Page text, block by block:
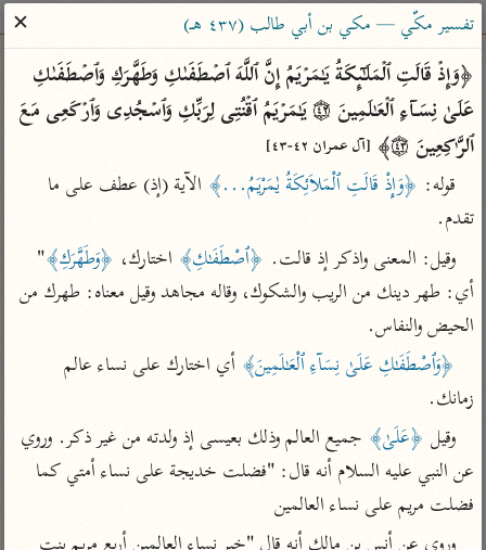
ساهم معنا في نشر القرآن والعلم الشرعي
الباحث القرآني
بحث تفسير علوم مصاحف معاجم
Type 2 or more characters for results.
Type 1 or more
characters for results.
أمّهات
تفسير الطبري
تفسير ابن كثير
تفسير القرطبي
تفسير البغوي
جمع الأقوال
تفسير ابن الجوزي
عامّة
فتح البيان للقنوجي
فتح القدير للشوكاني
تفسير ابن جزي
موسوعات
تفسير الرازي
معاصرة
الميسر
التفسير
أيسر التفاسير
القرآن – تدبر وعمل
تفسير مكّي — مكي بن أبي طالب (٤٣٧ هـ)
✕
ٱلرَّ ٰ⁠كِعِینَ ۝٤٣﴾
[آل عمران ٤٢-٤٣]
قوله: ﴿وَإِذْ قَالَتِ ٱلْمَلاَئِكَةُ يٰمَرْيَمُ...﴾
تقدم.
وقيل: المعنى واذكر إذ قالت. ﴿ٱصْطَفَـٰكِ﴾ اختارك، ﴿وَطَهَّرَكِ﴾
الحيض والنفاس.
﴿وَٱصْطَفَـٰكِ عَلَىٰ نِسَآءِ ٱلْعَـٰلَمِينَ﴾
زمانك.
وقيل ﴿عَلَىٰ﴾
فضلت مريم على نساء العالمين